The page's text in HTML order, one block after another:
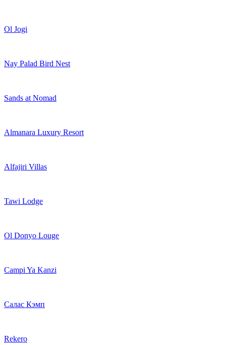
Ol Jogi
Nay Palad Bird Nest
Sands at Nomad
Almanara Luxury Resort
Alfajiri Villas
Tawi Lodge
Ol Donyo Louge
Campi Ya Kanzi
Салас Кэмп
Rekero